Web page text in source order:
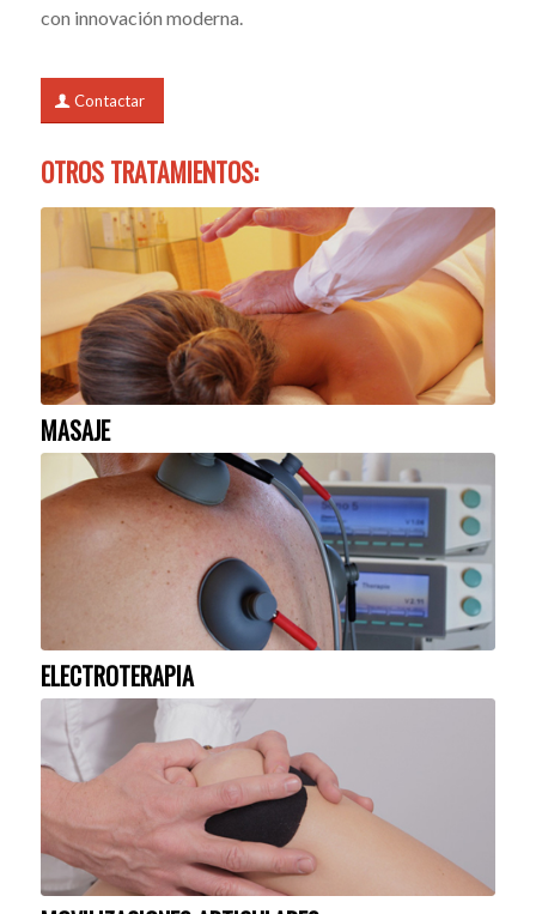
con innovación moderna.
Contactar
OTROS TRATAMIENTOS:
MASAJE
ELECTROTERAPIA